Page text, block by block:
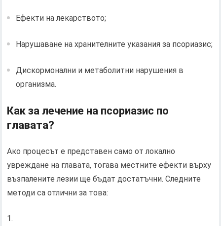
Ефекти на лекарството;
Нарушаване на хранителните указания за псориазис;
Дискормонални и метаболитни нарушения в
организма.
Как за лечение на псориазис по
главата?
Ако процесът е представен само от локално
увреждане на главата, тогава местните ефекти върху
възпалените лезии ще бъдат достатъчни. Следните
методи са отлични за това: